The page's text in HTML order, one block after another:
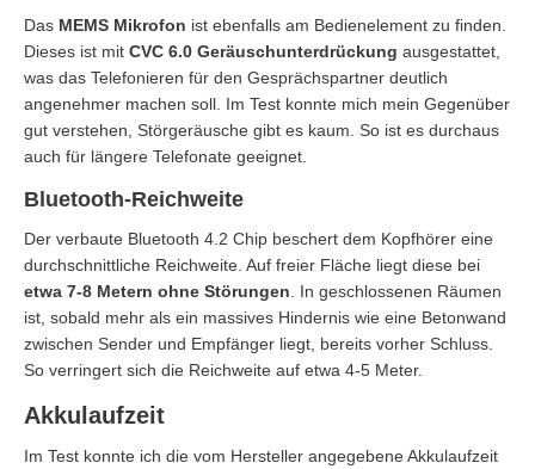
Das MEMS Mikrofon ist ebenfalls am Bedienelement zu finden.
Dieses ist mit CVC 6.0 Geräuschunterdrückung ausgestattet,
was das Telefonieren für den Gesprächspartner deutlich
angenehmer machen soll. Im Test konnte mich mein Gegenüber
gut verstehen, Störgeräusche gibt es kaum. So ist es durchaus
auch für längere Telefonate geeignet.
Bluetooth-Reichweite
Der verbaute Bluetooth 4.2 Chip beschert dem Kopfhörer eine
durchschnittliche Reichweite. Auf freier Fläche liegt diese bei
etwa 7-8 Metern ohne Störungen. In geschlossenen Räumen
ist, sobald mehr als ein massives Hindernis wie eine Betonwand
zwischen Sender und Empfänger liegt, bereits vorher Schluss.
So verringert sich die Reichweite auf etwa 4-5 Meter.
Akkulaufzeit
Im Test konnte ich die vom Hersteller angegebene Akkulaufzeit